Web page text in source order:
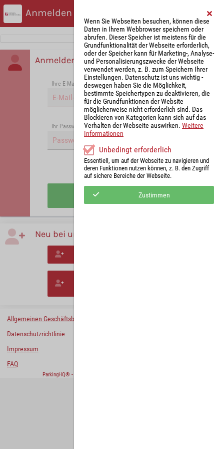
Anmelden
Anmelden
Ihre E-Mail-Adresse *
Passwort vergessen?
Ihr Passwort *
Angemeldet bleiben
Anmelden
Neu bei uns?
Allgemeinen Geschäftsbedingungen
Datenschutzrichtlinie
Impressum
FAQ
ParkingHQ® - eine Lösung von
Wenn Sie Webseiten besuchen, können diese
Daten in Ihrem Webbrowser speichern oder
abrufen. Dieser Speicher ist meistens für die
Grundfunktionalität der Webseite erforderlich,
oder der Speicher kann für Marketing-, Analyse-
und Personalisierungszwecke der Webseite
verwendet werden, z. B. zum Speichern Ihrer
Einstellungen. Datenschutz ist uns wichtig -
deswegen haben Sie die Möglichkeit,
bestimmte Speichertypen zu deaktivieren, die
für die Grundfunktionen der Website
möglicherweise nicht erforderlich sind. Das
Blockieren von Kategorien kann sich auf das
Verhalten der Webseite auswirken. Weitere
Informationen
Unbedingt erforderlich
Essentiell, um auf der Webseite zu navigieren und
deren Funktionen nutzen können, z. B. den Zugriff
auf sichere Bereiche der Webseite.
Zustimmen